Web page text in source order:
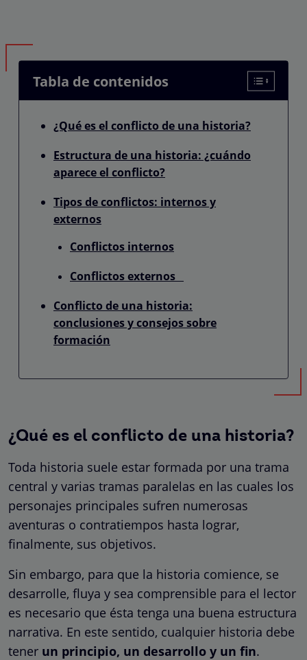
Tabla de contenidos
¿Qué es el conflicto de una historia?
Estructura de una historia: ¿cuándo
aparece el conflicto?
Tipos de conflictos: internos y
externos
Conflictos internos
Conflictos externos
Conflicto de una historia:
conclusiones y consejos sobre
formación
¿Qué es el conflicto de una historia?
Toda historia suele estar formada por una trama
central y varias tramas paralelas en las cuales los
personajes principales sufren numerosas
aventuras o contratiempos hasta lograr,
finalmente, sus objetivos.
Sin embargo, para que la historia comience, se
desarrolle, fluya y sea comprensible para el lector
es necesario que ésta tenga una buena estructura
narrativa. En este sentido, cualquier historia debe
tener un principio, un desarrollo y un fin.